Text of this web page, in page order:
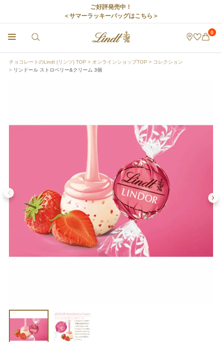
ご好評発売中！
＜サマーラッキーバッグはこちら＞
0
チョコレートのLindt (リンツ) TOP オンラインショップTOP
コレクション
リンドール ストロベリー&クリーム 3個